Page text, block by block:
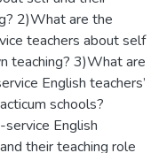
2)What are the
teachers about self
teaching? 3)What are
English teachers’
schools?
English
their teaching role